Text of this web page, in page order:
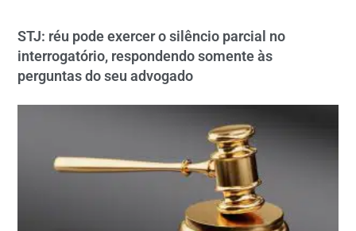
STJ: réu pode exercer o silêncio parcial no
interrogatório, respondendo somente às
perguntas do seu advogado